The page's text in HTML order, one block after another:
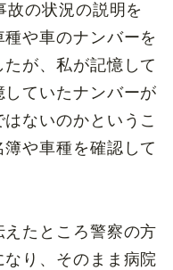
故の状況の説明を
や車のナンバーを
が、私が記憶して
ていたナンバーが
ないのかというこ
や車種を確認して
たところ警察の方
り、そのまま病院